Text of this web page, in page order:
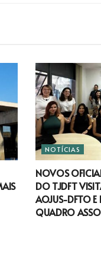
NOTÍCIAS
NOVOS
DO TJDFT
AOJUS-DFTO E
QUADRO